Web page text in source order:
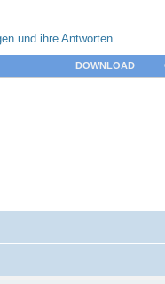
und ihre Antworten
DOWNLOAD